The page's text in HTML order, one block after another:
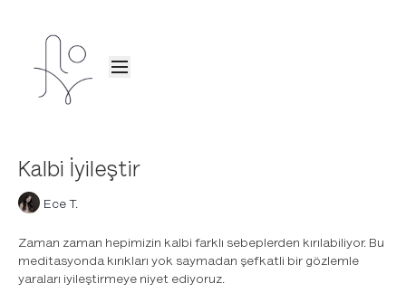
Kalbi İyileştir
Ece T.
Zaman zaman hepimizin kalbi farklı sebeplerden kırılabiliyor. Bu
meditasyonda kırıkları yok saymadan şefkatli bir gözlemle
yaraları iyileştirmeye niyet ediyoruz.